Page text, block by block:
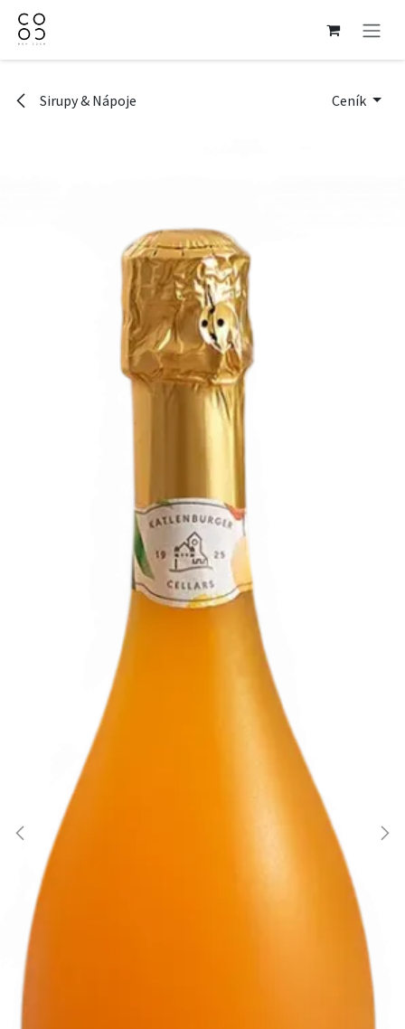
Přejít na obsah
Sirupy & Nápoje Ceník